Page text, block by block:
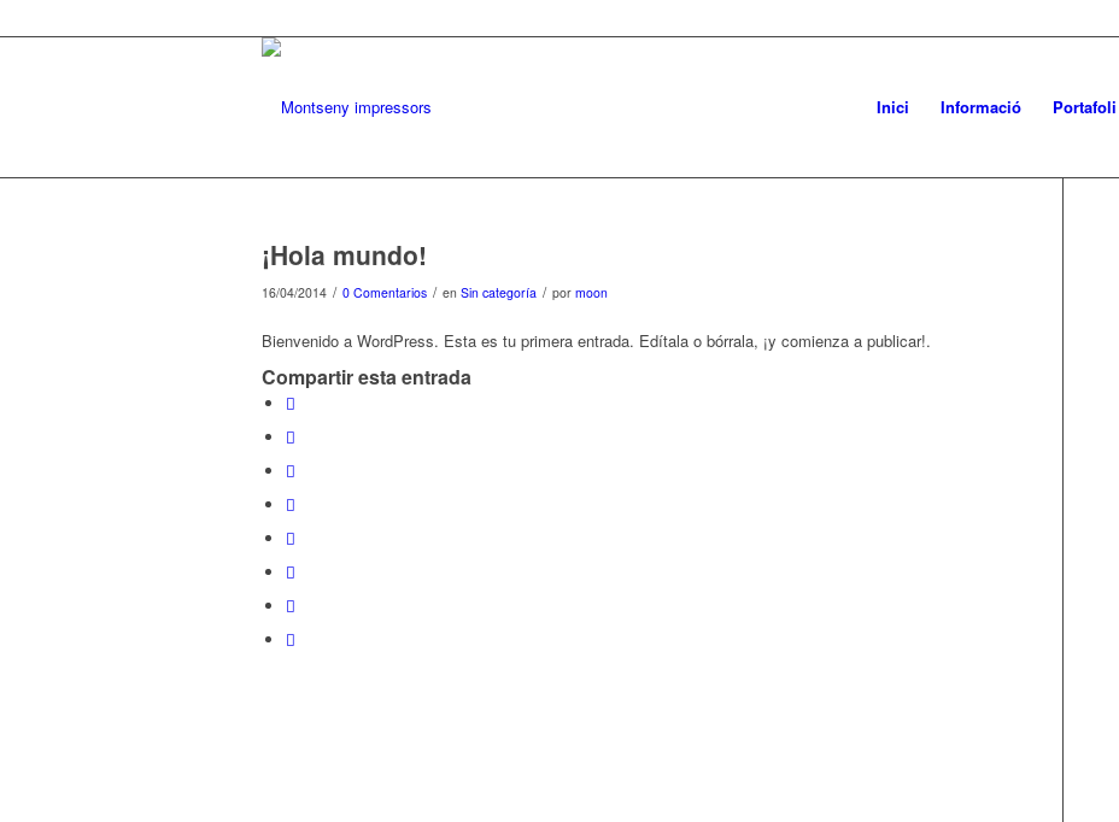
Inici Informació Portafoli
¡Hola mundo!
16/04/2014 / 0 Comentarios / en Sin categoría / por moon
Bienvenido a WordPress. Esta es tu primera entrada. Edítala o bórrala, ¡y comienza a publicar!.
Compartir esta entrada